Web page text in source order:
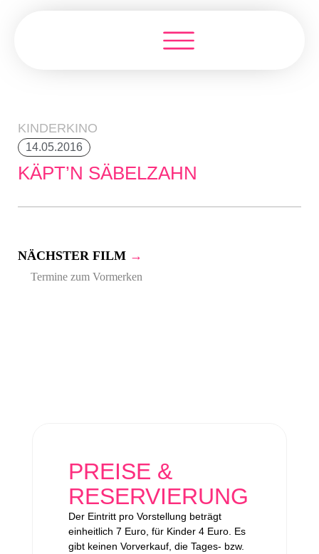
KINDERKINO
14.05.2016
KÄPT’N SÄBELZAHN
NÄCHSTER FILM →
Termine zum Vormerken
PREISE &
RESERVIERUNG
Der Eintritt pro Vorstellung beträgt
einheitlich 7 Euro, für Kinder 4 Euro. Es
gibt keinen Vorverkauf, die Tages- bzw.